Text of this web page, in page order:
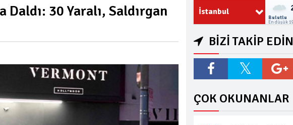
Daldı: 30 Yaralı, Saldırgan
İstanbul
Bulutlu
En düşük
BİZİ TAKİP EDİN
ÇOK OKUNANLAR